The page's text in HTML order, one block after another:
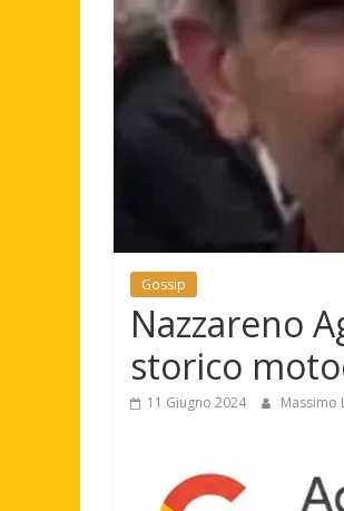
Gossip
Nazzareno
storico
11 Giugno 2024 Massimo